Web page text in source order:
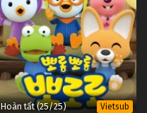
Hoàn tất (25/25) Vietsub